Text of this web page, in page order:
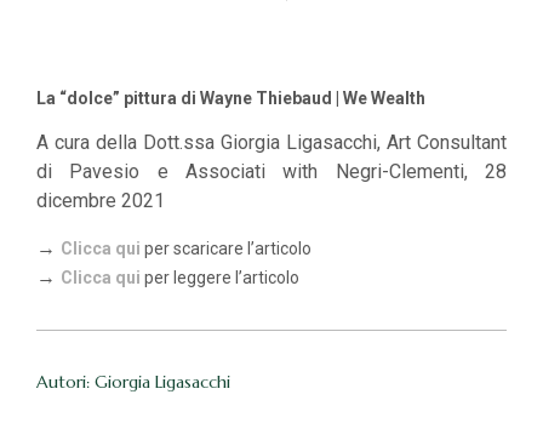
La “dolce” pittura di Wayne Thiebaud | We Wealth
A cura della Dott.ssa Giorgia Ligasacchi, Art Consultant
di Pavesio e Associati with Negri-Clementi, 28
dicembre 2021
→ Clicca qui per scaricare l’articolo
→ Clicca qui per leggere l’articolo
Autori: Giorgia Ligasacchi